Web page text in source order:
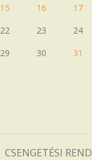
15 16 17
22 23 24
29 30 31
CSENGETÉSI REND